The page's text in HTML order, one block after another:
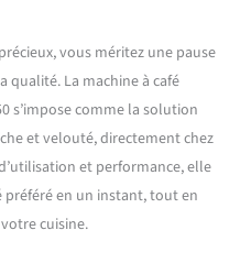
vous méritez une pause
qualité. La machine à café
s’impose comme la solution
et velouté, directement chez
et performance, elle
en un instant, tout en
cuisine.